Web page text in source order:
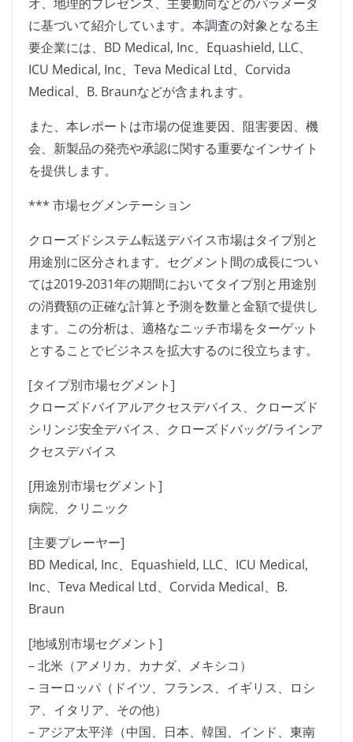
に基づいて紹介しています。本調査の対象となる主
要企業には、BD Medical, Inc、Equashield, LLC、
ICU Medical, Inc、Teva Medical Ltd、Corvida
Medical、B. Braunなどが含まれます。
また、本レポートは市場の促進要因、阻害要因、機
会、新製品の発売や承認に関する重要なインサイト
を提供します。
*** 市場セグメンテーション
クローズドシステム転送デバイス市場はタイプ別と
用途別に区分されます。セグメント間の成長につい
ては2019-2031年の期間においてタイプ別と用途別
の消費額の正確な計算と予測を数量と金額で提供し
ます。この分析は、適格なニッチ市場をターゲット
とすることでビジネスを拡大するのに役立ちます。
[タイプ別市場セグメント]
クローズドバイアルアクセスデバイス、クローズド
シリンジ安全デバイス、クローズドバッグ/ラインア
クセスデバイス
[用途別市場セグメント]
病院、クリニック
[主要プレーヤー]
BD Medical, Inc、Equashield, LLC、ICU Medical,
Inc、Teva Medical Ltd、Corvida Medical、B.
Braun
[地域別市場セグメント]
– 北米（アメリカ、カナダ、メキシコ）
– ヨーロッパ（ドイツ、フランス、イギリス、ロシ
ア、イタリア、その他）
– アジア太平洋（中国、日本、韓国、インド、東南